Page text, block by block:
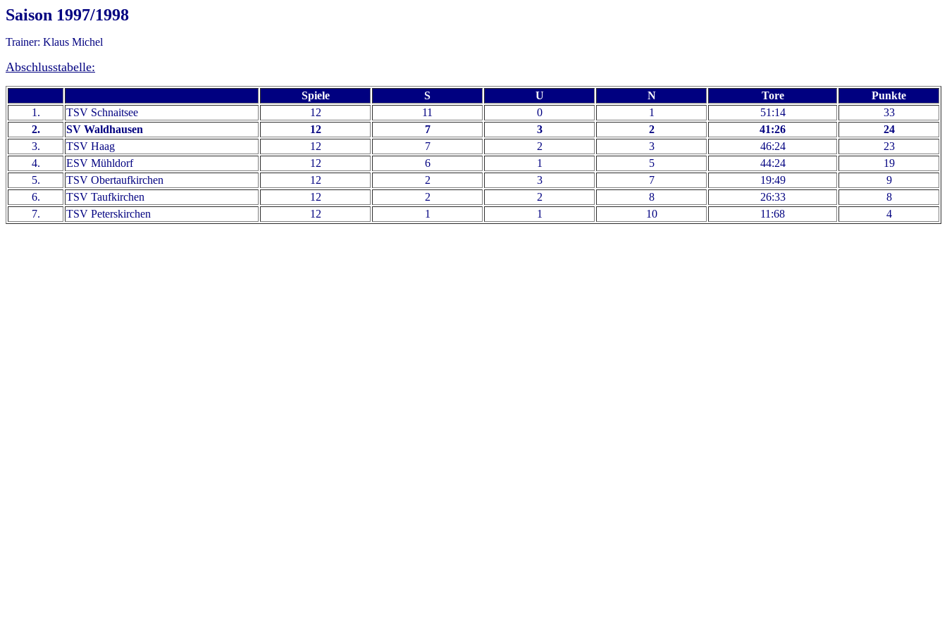
Saison 1997/1998
Trainer: Klaus Michel
Abschlusstabelle:
Spiele S U N Tore
Punkte
1.
TSV Schnaitsee 12 11 0 1 51:14
33
2.
SV Waldhausen 12 7 3 2 41:26
24
3.
TSV Haag 12 7 2 3 46:24
23
4.
ESV Mühldorf 12 6 1 5 44:24
19
5.
TSV Obertaufkirchen 12 2 3 7 19:49
9
6.
TSV Taufkirchen 12 2 2 8 26:33
8
7.
TSV Peterskirchen 12 1 1 10 11:68 4